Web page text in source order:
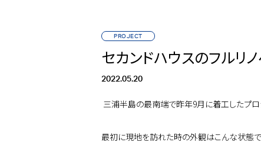
PROJECT
セカンドハウスのフルリ
2022.05.20
三浦半島の最南端で昨年9月に着工したプロ
最初に現地を訪れた時の外観はこんな状態で